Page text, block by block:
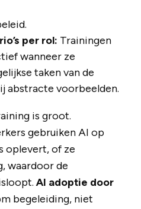
per rol: Trainingen
wanneer ze
taken van de
abstracte voorbeelden.
is groot.
gebruiken AI op
oplevert, of ze
waardoor de
AI adoptie door
begeleiding, niet